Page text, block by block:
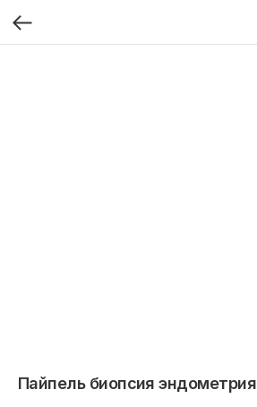
Пайпель биопсия эндометрия